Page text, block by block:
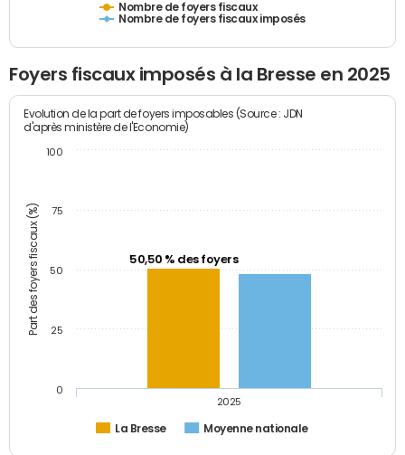
Nombre de foyers fiscaux
Nombre de foyers fiscaux imposés
Foyers fiscaux imposés à la Bresse en 2025
Part des foyers fiscaux (%)
Evolution de la part de foyers imposables (Source : JDN
d'après ministère de l'Economie)
50,50 % des foyers
La Bresse Moyenne nationale
2025
0
25
50
75
100